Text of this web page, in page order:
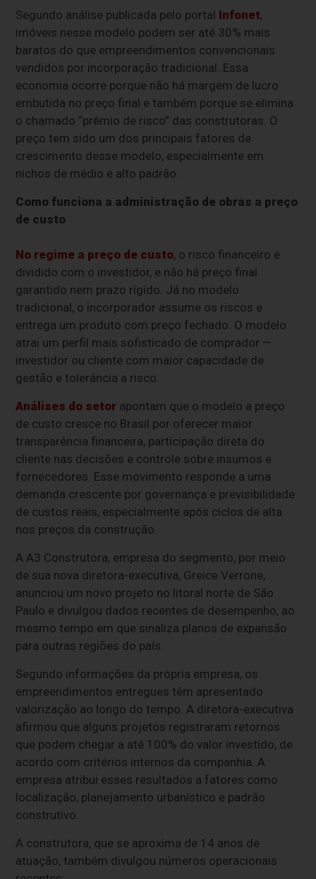
Segundo análise publicada pelo portal Infonet,
imóveis nesse modelo podem ser até 30% mais
baratos do que empreendimentos convencionais
vendidos por incorporação tradicional. Essa
economia ocorre porque não há margem de lucro
embutida no preço final e também porque se elimina
o chamado “prêmio de risco” das construtoras. O
preço tem sido um dos principais fatores de
crescimento desse modelo, especialmente em
nichos de médio e alto padrão.
Como funciona a administração de obras a preço
de custo
No regime a preço de custo, o risco financeiro é
dividido com o investidor, e não há preço final
garantido nem prazo rígido. Já no modelo
tradicional, o incorporador assume os riscos e
entrega um produto com preço fechado. O modelo
atrai um perfil mais sofisticado de comprador —
investidor ou cliente com maior capacidade de
gestão e tolerância a risco.
Análises do setor apontam que o modelo a preço
de custo cresce no Brasil por oferecer maior
transparência financeira, participação direta do
cliente nas decisões e controle sobre insumos e
fornecedores. Esse movimento responde a uma
demanda crescente por governança e previsibilidade
de custos reais, especialmente após ciclos de alta
nos preços da construção.
A A3 Construtora, empresa do segmento, por meio
de sua nova diretora-executiva, Greice Verrone,
anunciou um novo projeto no litoral norte de São
Paulo e divulgou dados recentes de desempenho, ao
mesmo tempo em que sinaliza planos de expansão
para outras regiões do país.
Segundo informações da própria empresa, os
empreendimentos entregues têm apresentado
valorização ao longo do tempo. A diretora-executiva
afirmou que alguns projetos registraram retornos
que podem chegar a até 100% do valor investido, de
acordo com critérios internos da companhia. A
empresa atribui esses resultados a fatores como
localização, planejamento urbanístico e padrão
construtivo.
A construtora, que se aproxima de 14 anos de
atuação, também divulgou números operacionais